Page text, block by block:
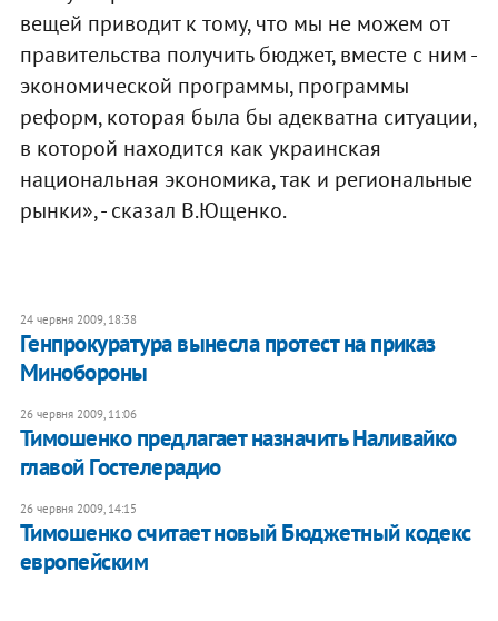
вещей приводит к тому, что мы не можем от
правительства получить бюджет, вместе с ним -
экономической программы, программы
реформ, которая была бы адекватна ситуации,
в которой находится как украинская
национальная экономика, так и региональные
рынки», - сказал В.Ющенко.
24 червня 2009, 18:38
Генпрокуратура вынесла протест на приказ
Минобороны
26 червня 2009, 11:06
Тимошенко предлагает назначить Наливайко
главой Гостелерадио
26 червня 2009, 14:15
Тимошенко считает новый Бюджетный кодекс
европейским